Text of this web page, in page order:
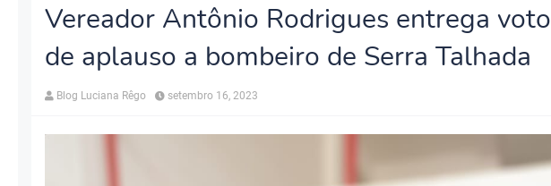
Vereador Antônio Rodrigues entrega voto
de aplauso a bombeiro de Serra Talhada
Blog Luciana Rêgo setembro 16, 2023